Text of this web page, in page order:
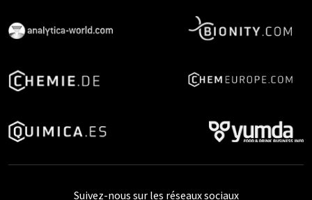
Suivez-nous sur les réseaux sociaux